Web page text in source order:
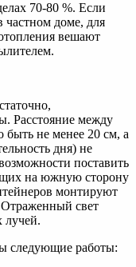
70-80 %. Если
частном доме, для
вешают
Расстояние между
не менее 20 см, а
дня) не
поставить
на южную сторону
монтируют
свет
лучей.
следующие работы: